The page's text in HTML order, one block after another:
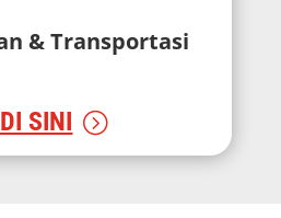
& Transportasi
SINI